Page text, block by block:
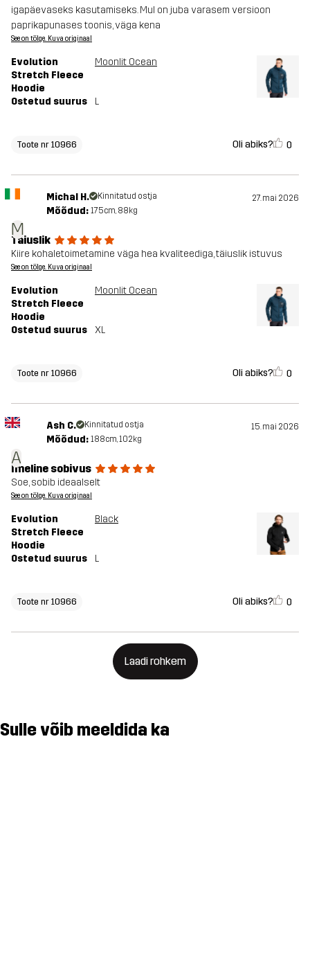
igapäevaseks kasutamiseks. Mul on juba varasem versioon
paprikapunases toonis, väga kena
See on tõlge. Kuva originaal
Evolution
Stretch Fleece
Hoodie
Moonlit Ocean
Ostetud suurus L
Toote nr 10966 Oli abiks? 0
M
Michal H. Kinnitatud ostja 27. mai 2026
Mõõdud: 175cm, 88kg
Täiuslik
Kiire kohaletoimetamine väga hea kvaliteediga, täiuslik istuvus
See on tõlge. Kuva originaal
Evolution
Stretch Fleece
Hoodie
Moonlit Ocean
Ostetud suurus XL
Toote nr 10966 Oli abiks? 0
A
Ash C. Kinnitatud ostja 15. mai 2026
Mõõdud: 188cm, 102kg
Imeline sobivus
Soe, sobib ideaalselt
See on tõlge. Kuva originaal
Evolution
Stretch Fleece
Hoodie
Black
Ostetud suurus L
Toote nr 10966 Oli abiks? 0
Laadi rohkem
Sulle võib meeldida ka